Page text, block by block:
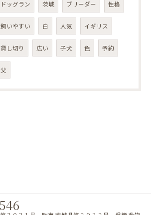
ドッグラン 茨城 ブリーダー 性格
飼いやすい 白 人気 イギリス
貸し切り 広い 子犬 色 予約
父